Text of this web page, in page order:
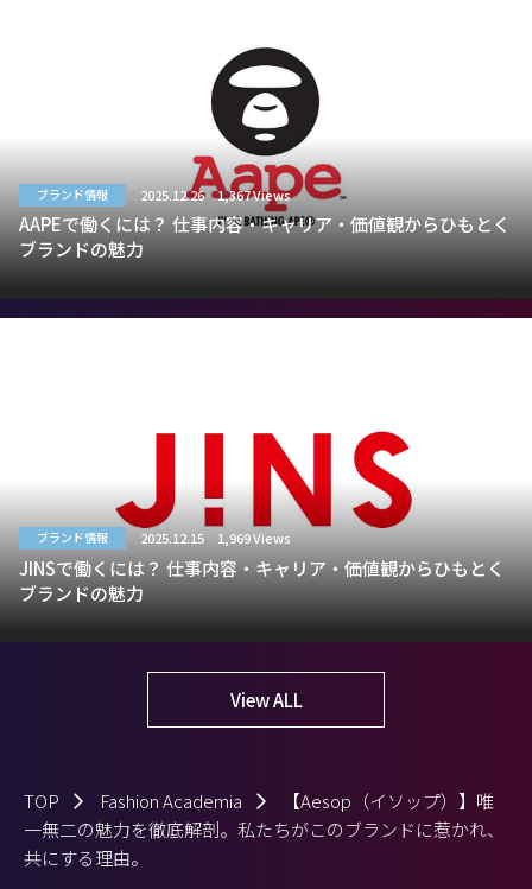
ブランド情報 2025.12.26 1,367 Views
AAPEで働くには？ 仕事内容・キャリア・価値観からひもとく
ブランドの魅力
ブランド情報 2025.12.15 1,969 Views
JINSで働くには？ 仕事内容・キャリア・価値観からひもとく
ブランドの魅力
View ALL
TOP Fashion Academia
【Aesop（イソップ）】唯
一無二の魅力を徹底解剖。私たちがこのブランドに惹かれ、
共にする理由。